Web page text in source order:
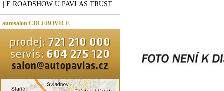
| E ROADSHOW U PAVLAS TRUST
autosalon CHLEBOVICE